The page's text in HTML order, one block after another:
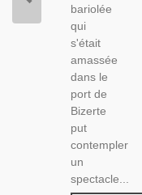
bariolée
qui
s'était
amassée
dans le
port de
Bizerte
put
contempler
un
spectacle...